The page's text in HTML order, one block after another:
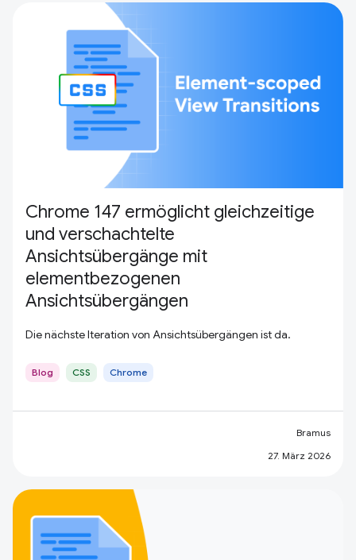
Chrome 147 ermöglicht gleichzeitige
und verschachtelte
Ansichtsübergänge mit
elementbezogenen
Ansichtsübergängen
Die nächste Iteration von Ansichtsübergängen ist da.
Blog CSS Chrome
Bramus
27. März 2026